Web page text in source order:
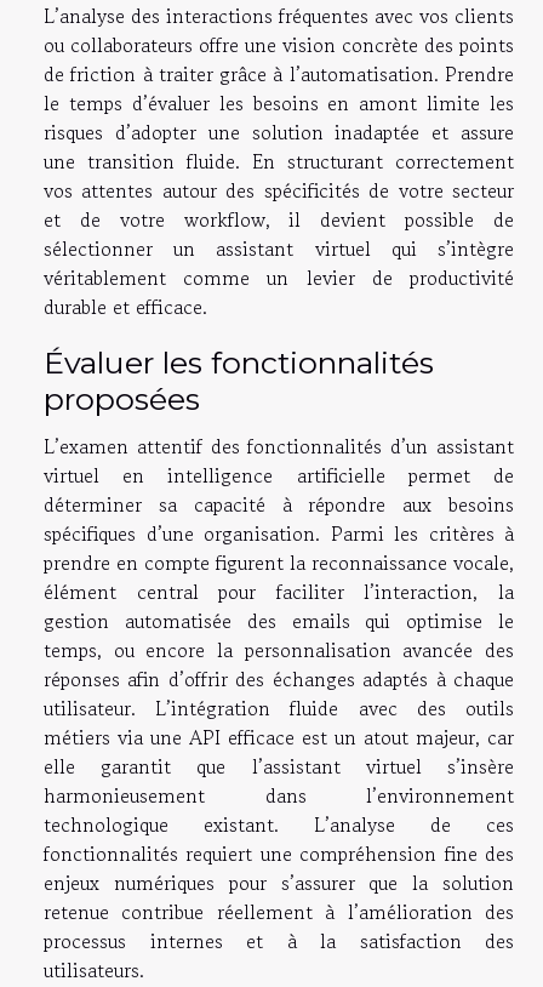
L’analyse des interactions fréquentes avec vos clients
ou collaborateurs offre une vision concrète des points
de friction à traiter grâce à l’automatisation. Prendre
le temps d’évaluer les besoins en amont limite les
risques d’adopter une solution inadaptée et assure
une transition fluide. En structurant correctement
vos attentes autour des spécificités de votre secteur
et de votre workflow, il devient possible de
sélectionner un assistant virtuel qui s’intègre
véritablement comme un levier de productivité
durable et efficace.
Évaluer les fonctionnalités
proposées
L’examen attentif des fonctionnalités d’un assistant
virtuel en intelligence artificielle permet de
déterminer sa capacité à répondre aux besoins
spécifiques d’une organisation. Parmi les critères à
prendre en compte figurent la reconnaissance vocale,
élément central pour faciliter l’interaction, la
gestion automatisée des emails qui optimise le
temps, ou encore la personnalisation avancée des
réponses afin d’offrir des échanges adaptés à chaque
utilisateur. L’intégration fluide avec des outils
métiers via une API efficace est un atout majeur, car
elle garantit que l’assistant virtuel s’insère
harmonieusement dans l’environnement
technologique existant. L’analyse de ces
fonctionnalités requiert une compréhension fine des
enjeux numériques pour s’assurer que la solution
retenue contribue réellement à l’amélioration des
processus internes et à la satisfaction des
utilisateurs.